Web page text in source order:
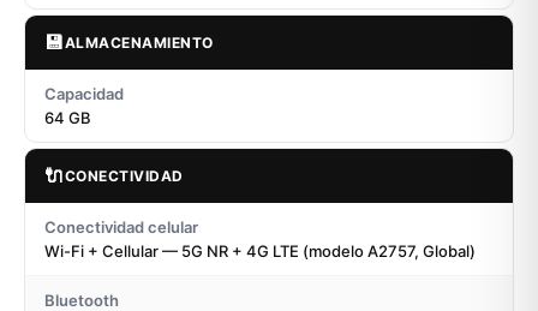
💾ALMACENAMIENTO
Capacidad
64 GB
🔌CONECTIVIDAD
Conectividad celular
Wi-Fi + Cellular — 5G NR + 4G LTE (modelo A2757, Global)
Bluetooth